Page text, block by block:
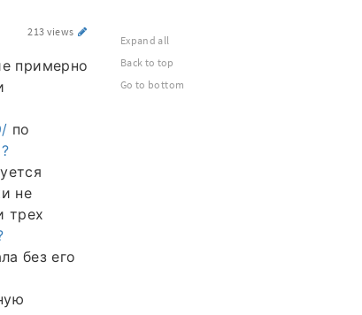
213 views
примерно
по
не
трех
без его
Expand all
Back to top
Go to bottom